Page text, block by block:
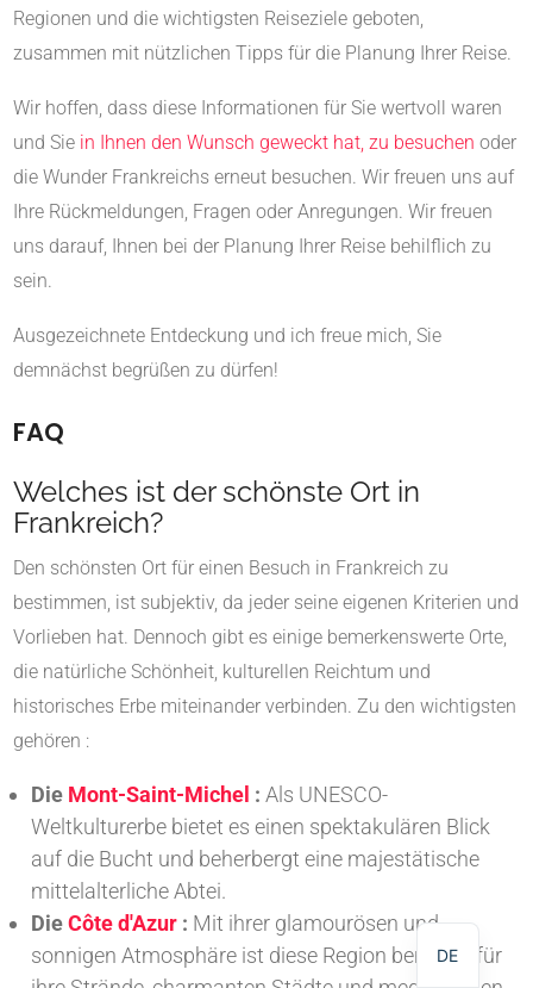
Regionen und die wichtigsten Reiseziele geboten,
zusammen mit nützlichen Tipps für die Planung Ihrer Reise.
Wir hoffen, dass diese Informationen für Sie wertvoll waren
und Sie in Ihnen den Wunsch geweckt hat, zu besuchen oder
die Wunder Frankreichs erneut besuchen. Wir freuen uns auf
Ihre Rückmeldungen, Fragen oder Anregungen. Wir freuen
uns darauf, Ihnen bei der Planung Ihrer Reise behilflich zu
sein.
Ausgezeichnete Entdeckung und ich freue mich, Sie
demnächst begrüßen zu dürfen!
FAQ
Welches ist der schönste Ort in
Frankreich?
Den schönsten Ort für einen Besuch in Frankreich zu
bestimmen, ist subjektiv, da jeder seine eigenen Kriterien und
Vorlieben hat. Dennoch gibt es einige bemerkenswerte Orte,
die natürliche Schönheit, kulturellen Reichtum und
historisches Erbe miteinander verbinden. Zu den wichtigsten
gehören :
Die Mont-Saint-Michel : Als UNESCO-
Weltkulturerbe bietet es einen spektakulären Blick
auf die Bucht und beherbergt eine majestätische
mittelalterliche Abtei.
DieCôte d'Azur : Mit ihrer glamourösen und
sonnigen Atmosphäre ist diese Region berühmt für
DE
FR
NL